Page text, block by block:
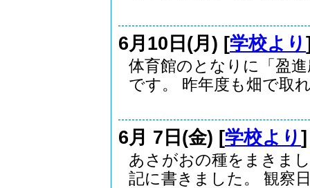
6月10日(月) [学校より
体育館のとなりに「盈
です。 昨年度も畑で取
6月 7日(金) [学校より
あさがおの種をまきま
記に書きました。 観察